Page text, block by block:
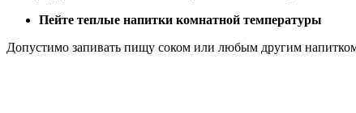
Пейте теплые напитки комнатной температуры
Допустимо запивать пищу соком или любым другим